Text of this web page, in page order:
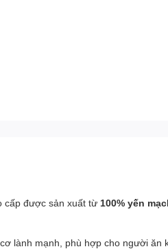
cấp được sản xuất từ 100% yến
lành mạnh, phù hợp cho người